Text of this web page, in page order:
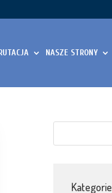
NASZE STRONY
Kategorie